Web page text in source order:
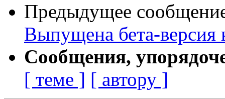
Предыдущее
Выпущена бета-версия
Сообщения,
[ теме ] [ автору ]